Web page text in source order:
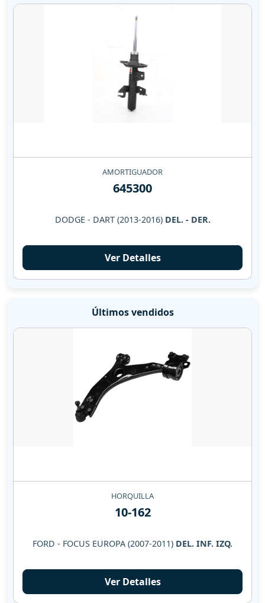
AMORTIGUADOR
645300
DODGE - DART (2013-2016) DEL. - DER.
Ver Detalles
Últimos vendidos
HORQUILLA
10-162
FORD - FOCUS EUROPA (2007-2011) DEL. INF. IZQ.
Ver Detalles